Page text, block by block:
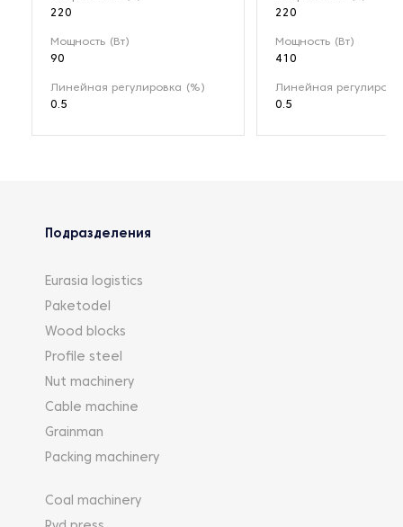
220
Мощность (Вт)
90
Линейная регулировка (%)
0.5
220
Мощность (Вт)
410
Линейная
0.5
Подразделения
Eurasia logistics
Paketodel
Wood blocks
Profile steel
Nut machinery
Cable machine
Grainman
Packing machinery
Coal machinery